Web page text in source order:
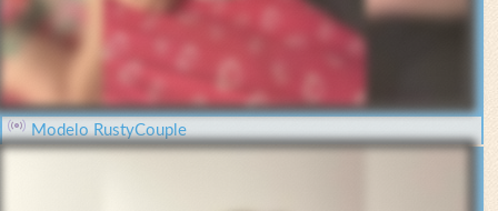
Modelo RustyCouple